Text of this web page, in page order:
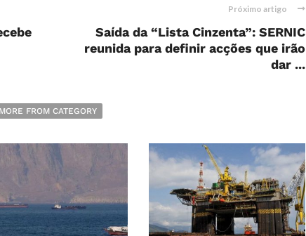
Próximo artigo
Saída da “Lista Cinzenta”: SERNIC
reunida para definir acções que irão
dar ...
MORE FROM CATEGORY